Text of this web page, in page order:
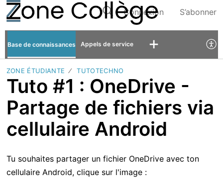
Connexion S’abonner
Base de connaissances Appels de service
ZONE ÉTUDIANTE TUTOTECHNO
Tuto #1 : OneDrive -
Partage de fichiers via
cellulaire Android
Tu souhaites partager un fichier OneDrive avec ton
cellulaire Android, clique sur l'image :